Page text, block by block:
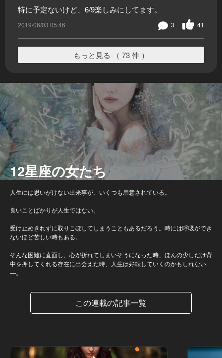
特に予定ないけど、6/9楽しみにしてます。
2019/06/03 05:46 41
3
もっと見る （ 73 件 ）
12星座の女たち
人生には思いがけない出来事が、いくつも用意されている。
良いことばかりが人生ではない。
受け止めきれずに取りこぼしてしまうこともあるだろう。時には呼吸ができ
ないほど苦しい時もある。
そんな困難に直面し、心が折れてしまいそうになった時、ほんの少しだけ背
中を押してくれる存在に出会えた時、人生は好転していくのかもしれない
—。
この連載の記事一覧